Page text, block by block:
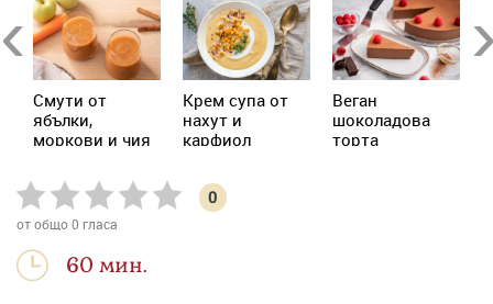
Смути от
ябълки,
моркови и чия
Крем супа от
нахут и
карфиол
Веган
шоколадова
торта
0
от общо0 гласа
60 мин.